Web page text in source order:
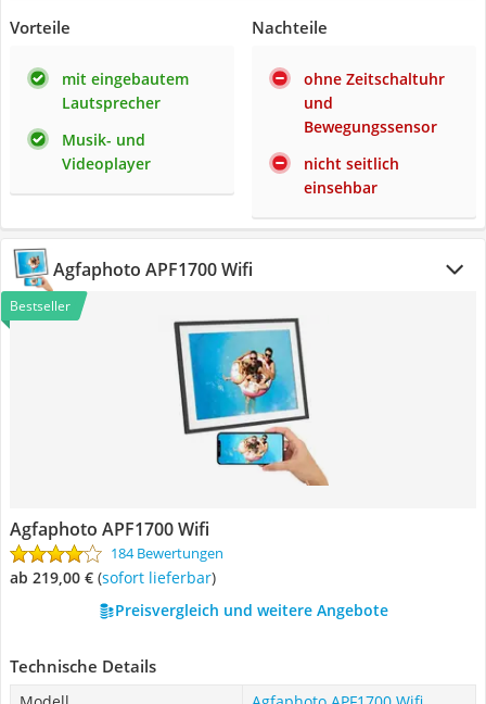
Vorteile
mit eingebautem
Lautsprecher
Musik- und
Videoplayer
Nachteile
ohne Zeitschaltuhr
und
Bewegungssensor
nicht seitlich
einsehbar
Agfaphoto APF1700 Wifi
Bestseller
Agfaphoto APF1700 Wifi
184 Bewertungen
ab 219,00 € ( Sofort lieferbar)
Preisvergleich und weitere Angebote
Technische Details